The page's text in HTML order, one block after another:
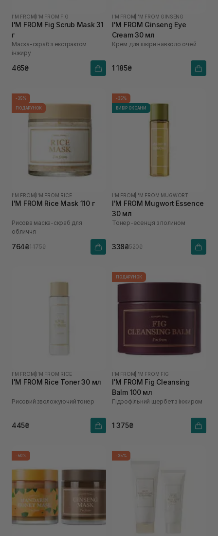
I'M FROM I'M FROM FIG
I'M FROM Fig Scrub Mask 31
г
Маска-скраб з екстрактом
інжиру
465₴
I'M FROM I'M FROM GINSENG
I'M FROM Ginseng Eye
Cream 30 мл
Крем для шкіри навколо очей
1 185₴
-35%
ПОДАРУНОК
I'M FROM I'M FROM RICE
I'M FROM Rice Mask 110 г
Рисова маска-скраб для
обличчя
764₴1 175₴
-35%
ВИБІР ОКСАНИ
I'M FROM I'M FROM MUGWORT
I'M FROM Mugwort Essence
30 мл
Тонер-есенція з полином
338₴520₴
I'M FROM I'M FROM RICE
I'M FROM Rice Toner 30 мл
Рисовий зволожуючий тонер
445₴
ПОДАРУНОК
I'M FROM I'M FROM FIG
I'M FROM Fig Cleansing
Balm 100 мл
Гідрофільний щербет з інжиром
1 375₴
-50% -35%